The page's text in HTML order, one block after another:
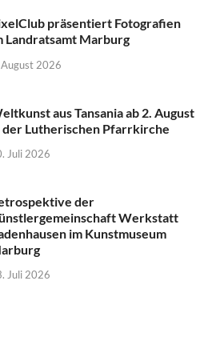
präsentiert Fotografien
Landratsamt Marburg
2026
aus Tansania ab 2. August
der Lutherischen Pfarrkirche
Juli 2026
der
Werkstatt
im Kunstmuseum
Juli 2026